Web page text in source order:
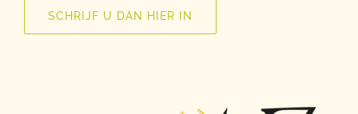
SCHRIJF U DAN HIER IN